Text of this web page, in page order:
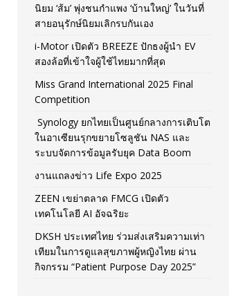
นิยม ‘ส้ม’ พุ่งชนกำแพง ‘บ้านใหญ่’ ในวันที่
สายอนุรักษ์นิยมเลิกรบกันเอง
i-Motor เปิดตัว BREEZE ปักธงผู้นำ EV
สองล้อที่เข้าใจผู้ใช้ไทยมากที่สุด
Miss Grand International 2025 Final
Competition
Synology ยกไทยเป็นศูนย์กลางการเติบโต
ในอาเซียนรุกขยายโซลูชัน NAS และ
ระบบจัดการข้อมูลรับยุค Data Boom
งานแถลงข่าว Life Expo 2025
ZEEN เขย่าตลาด FMCG เปิดตัว
เทคโนโลยี AI อัจฉริยะ
DKSH ประเทศไทย ร่วมส่งเสริมความเท่า
เทียมในการดูแลสุขภาพผู้หญิงไทย ผ่าน
กิจกรรม “Patient Purpose Day 2025”